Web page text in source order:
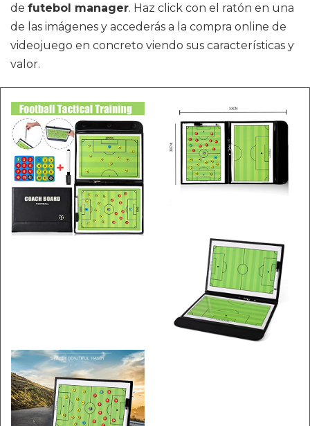
de futebol manager. Haz click con el ratón en una
de las imágenes y accederás a la compra online de
videojuego en concreto viendo sus características y
valor.